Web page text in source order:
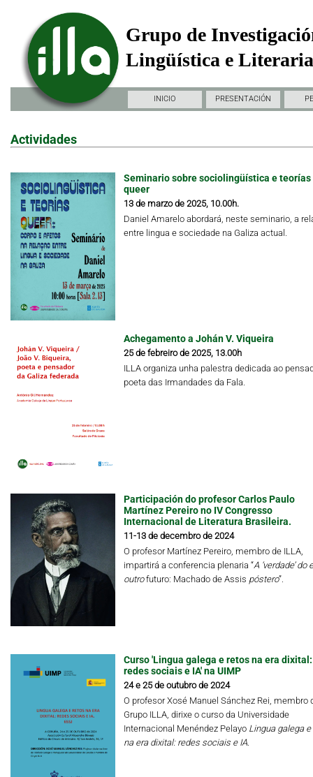
Grupo de
Lingüística e
INICIO PRESENTACIÓN
Actividades
Seminario sobre sociolingüística e teorías
queer
13 de marzo de 2025, 10.00h.
Daniel Amarelo abordará, neste seminario, a
entre lingua e sociedade na Galiza actual.
Achegamento a Johán V. Viqueira
25 de febreiro de 2025, 13.00h
ILLA organiza unha palestra dedicada ao
poeta das Irmandades da Fala.
Participación do profesor Carlos Paulo
Martínez Pereiro no IV Congresso
Internacional de Literatura Brasileira.
11-13 de decembro de 2024
O profesor Martínez Pereiro, membro de ILLA,
impartirá a conferencia plenaria “A ‘verdade’ do
outrofuturo: Machado de Assis póstero”.
Curso 'Lingua galega e retos na era dixital:
redes sociais e IA' na UIMP
24 e 25 de outubro de 2024
O profesor Xosé Manuel Sánchez Rei, membro
Grupo ILLA, dirixe o curso da Universidade
Internacional Menéndez Pelayo Lingua galega
na era dixital: redes sociais e IA.